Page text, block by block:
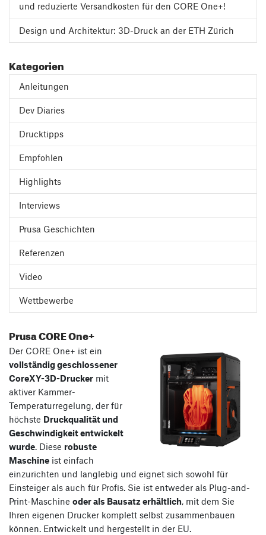
und reduzierte Versandkosten für den CORE One+!
Design und Architektur: 3D-Druck an der ETH Zürich
Kategorien
Anleitungen
Dev Diaries
Drucktipps
Empfohlen
Highlights
Interviews
Prusa Geschichten
Referenzen
Video
Wettbewerbe
Prusa CORE One+
Der CORE One+ ist ein
vollständig geschlossener
CoreXY-3D-Drucker mit
aktiver Kammer-
Temperaturregelung, der für
höchste Druckqualität und
Geschwindigkeit entwickelt
wurde. Diese robuste
Maschine ist einfach
einzurichten und langlebig und eignet sich sowohl für
Einsteiger als auch für Profis. Sie ist entweder als Plug-and-
Print-Maschine oder als Bausatz erhältlich, mit dem Sie
Ihren eigenen Drucker komplett selbst zusammenbauen
können. Entwickelt und hergestellt in der EU.